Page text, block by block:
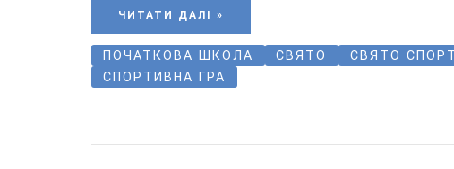
ЧИТАТИ ДАЛІ »
ПОЧАТКОВА ШКОЛА СВЯТО
СВЯТО
СПОРТИВНА ГРА